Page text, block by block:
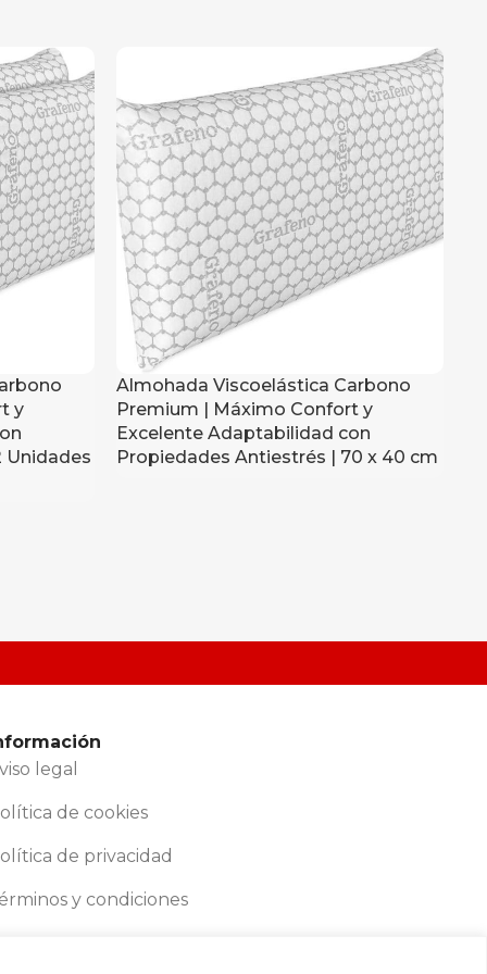
y
Unidades
Almohada Viscoelástica Carbono
Premium | Máximo Confort y
Excelente Adaptabilidad con
Propiedades Antiestrés | 70 x 40 cm
legal
de cookies
de privacidad
y condiciones